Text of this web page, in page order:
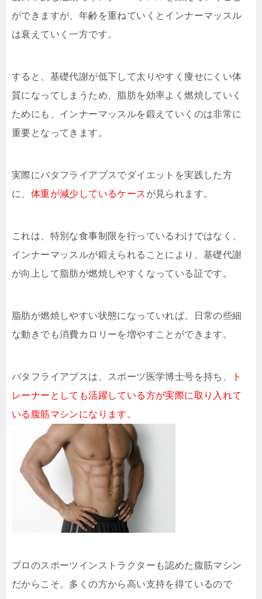
ができますが、年齢を重ねていくとインナーマッスル
は衰えていく一方です。
すると、基礎代謝が低下して太りやすく痩せにくい体
質になってしまうため、脂肪を効率よく燃焼していく
ためにも、インナーマッスルを鍛えていくのは非常に
重要となってきます。
実際にバタフライアブスでダイエットを実践した方
に、 体重が減少しているケース が見られます。
これは、特別な食事制限を行っているわけではなく、
インナーマッスルが鍛えられることにより、基礎代謝
が向上して脂肪が燃焼しやすくなっている証です。
脂肪が燃焼しやすい状態になっていれば、日常の些細
な動きでも消費カロリーを増やすことができます。
バタフライアブスは、スポーツ医学博士号を持ち、
ト
レーナーとしても活躍している方が実際に取り入れて
いる腹筋マシンになります。
プロのスポーツインストラクターも認めた腹筋マシン
だからこそ、多くの方から高い支持を得ているので